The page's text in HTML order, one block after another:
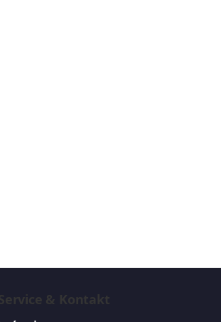
& Kontakt